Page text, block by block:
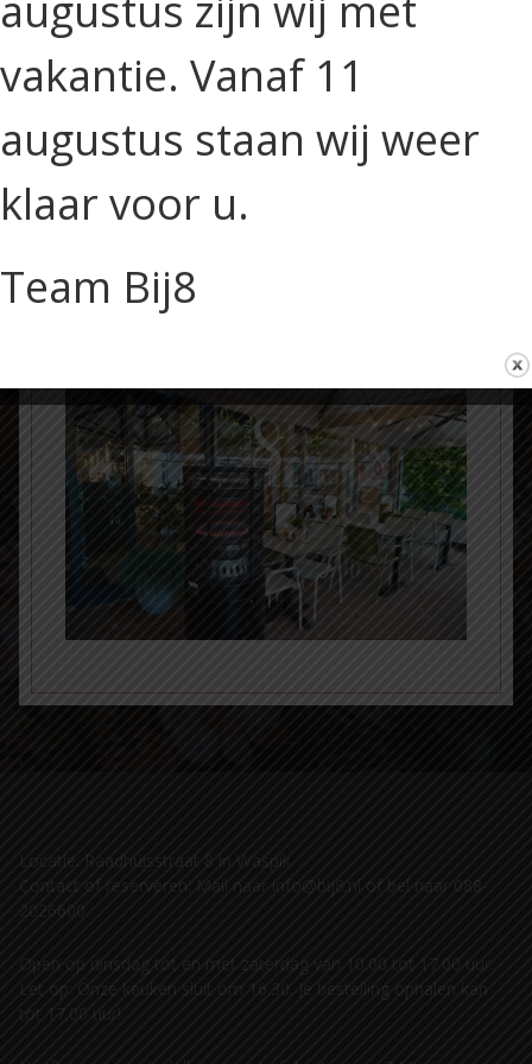
kijkt er naar uit om u te mogen ontvangen in Brasserie
Bij8, tot snel!
Locatie: Raadhuisstraat 8 in Waspik
Contact of reserveren: Mail naar info@bij8.nl of bel naar 088-
2026600
Open op dinsdag tot en met zaterdag van 10.00 tot 17.00 uur.
Let op: Onze keuken sluit om 16.30. Je bestelling ophalen kan
tot 17.00 uur!
vakantie. Vanaf 11
augustus staan wij weer
klaar voor u.
Team Bij8